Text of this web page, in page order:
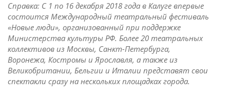
Справка: С 1 по 16 декабря 2018 года в Калуге впервые
состоится Международный театральный фестиваль
«Новые люди», организованный при поддержке
Министерства культуры РФ. Более 20 театральных
коллективов из Москвы, Санкт-Петербурга,
Воронежа, Костромы и Ярославля, а также из
Великобритании, Бельгии и Италии представят свои
спектакли сразу на нескольких площадках города.